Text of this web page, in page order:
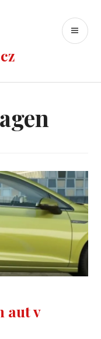
aut v